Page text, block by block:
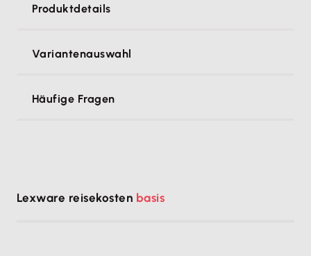
Produktdetails
Variantenauswahl
Häufige Fragen
Lexware reisekosten basis